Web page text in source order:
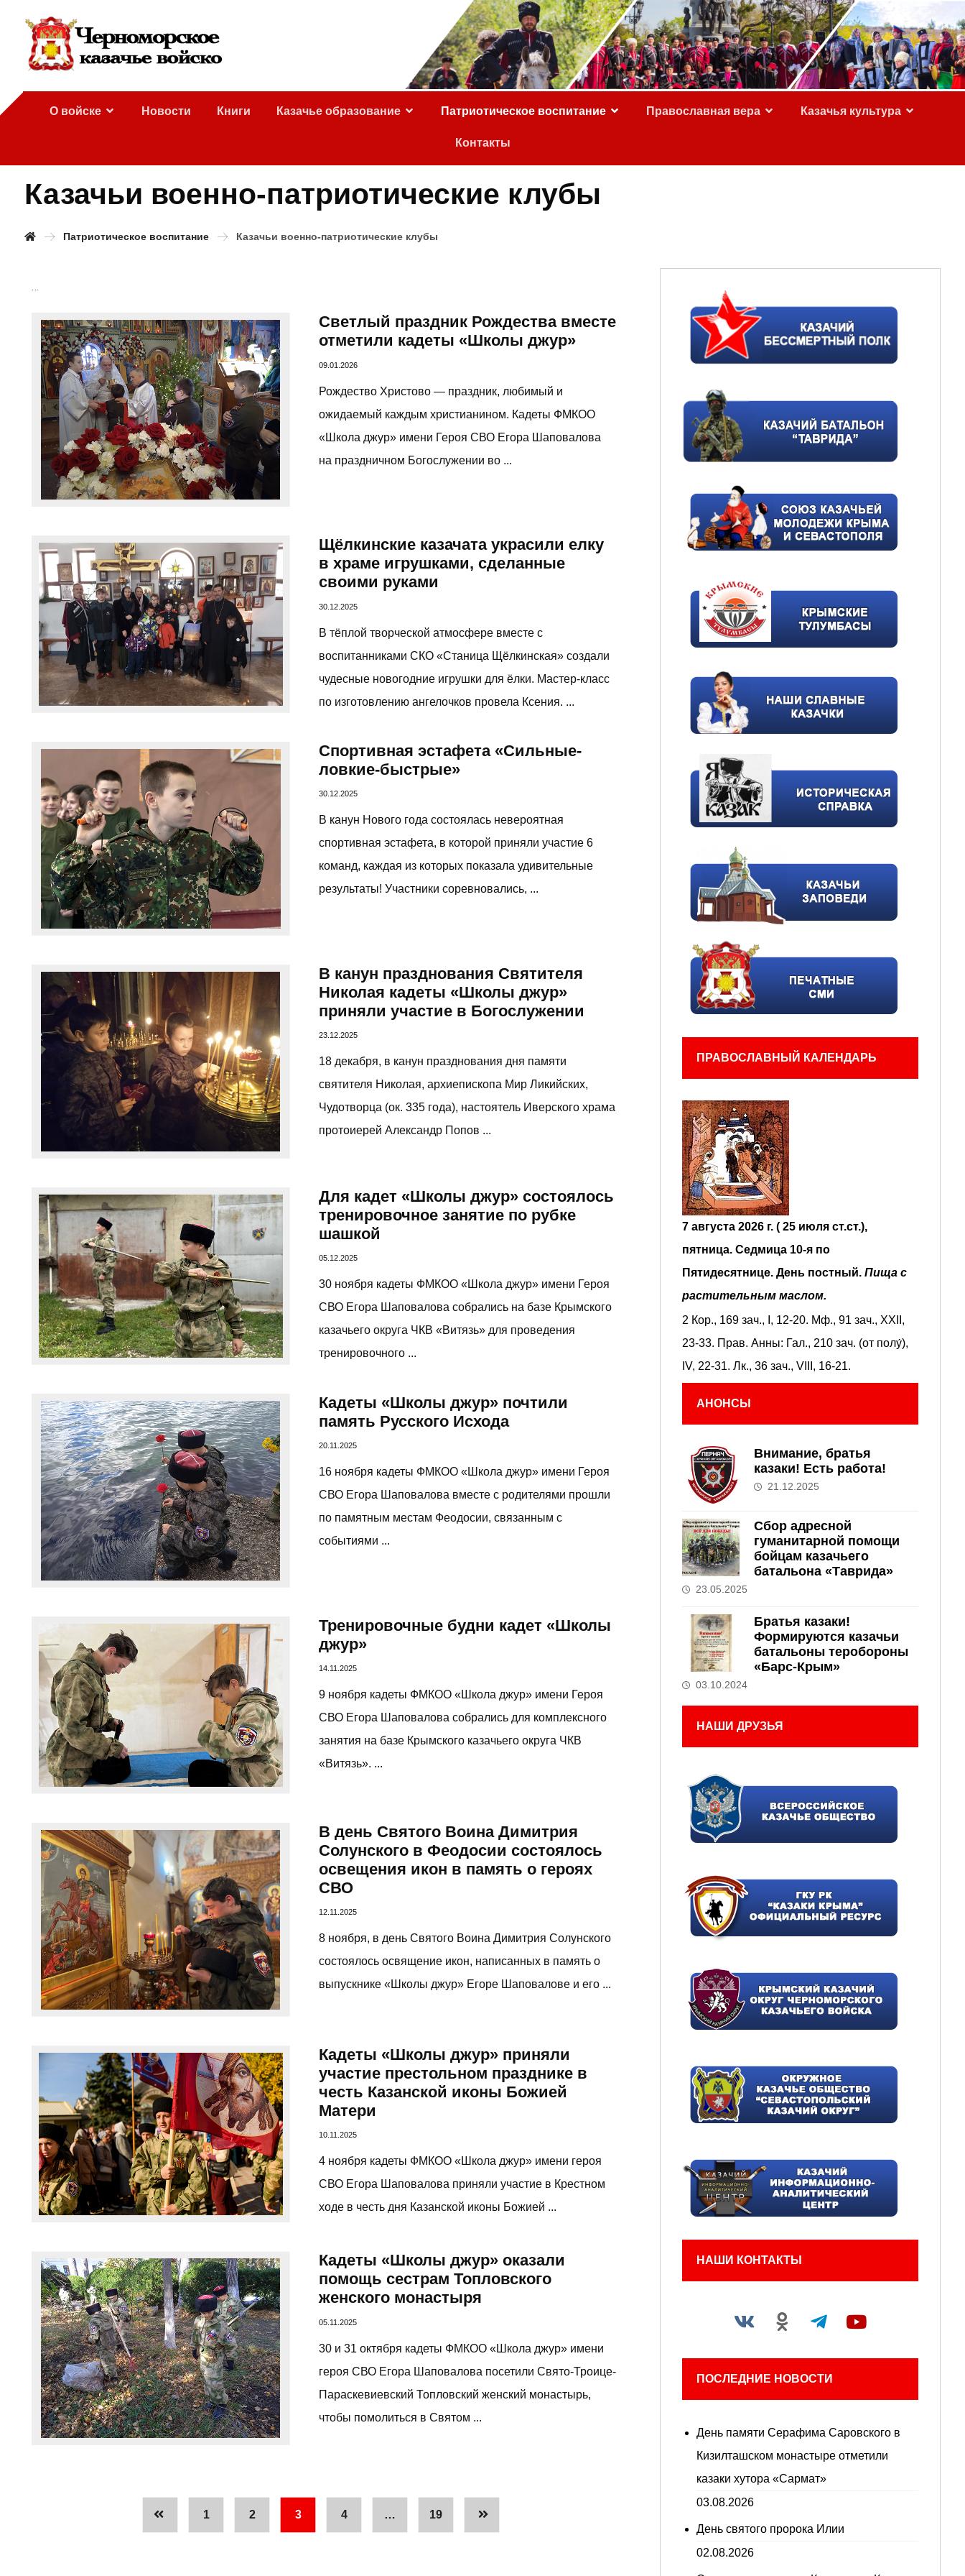
О войске Новости Книги Казачье образование Патриотическое воспитание Православная вера Казачья культура
Контакты
Казачьи военно-патриотические клубы
Патриотическое воспитание Казачьи военно-патриотические клубы
…
Светлый праздник Рождества вместе
отметили кадеты «Школы джур»
09.01.2026
Рождество Христово — праздник, любимый и
ожидаемый каждым христианином. Кадеты ФМКОО
«Школа джур» имени Героя СВО Егора Шаповалова
на праздничном Богослужении во ...
Щёлкинские казачата украсили елку
в храме игрушками, сделанные
своими руками
30.12.2025
В тёплой творческой атмосфере вместе с
воспитанниками СКО «Станица Щёлкинская» создали
чудесные новогодние игрушки для ёлки. Мастер‑класс
по изготовлению ангелочков провела Ксения. ...
Спортивная эстафета «Сильные-
ловкие-быстрые»
30.12.2025
В канун Нового года состоялась невероятная
спортивная эстафета, в которой приняли участие 6
команд, каждая из которых показала удивительные
результаты! Участники соревновались, ...
В канун празднования Святителя
Николая кадеты «Школы джур»
приняли участие в Богослужении
23.12.2025
18 декабря, в канун празднования дня памяти
святителя Николая, архиепископа Мир Ликийских,
Чудотворца (ок. 335 года), настоятель Иверского храма
протоиерей Александр Попов ...
Для кадет «Школы джур» состоялось
тренировочное занятие по рубке
шашкой
05.12.2025
30 ноября кадеты ФМКОО «Школа джур» имени Героя
СВО Егора Шаповалова собрались на базе Крымского
казачьего округа ЧКВ «Витязь» для проведения
тренировочного ...
Кадеты «Школы джур» почтили
память Русского Исхода
20.11.2025
16 ноября кадеты ФМКОО «Школа джур» имени Героя
СВО Егора Шаповалова вместе с родителями прошли
по памятным местам Феодосии, связанным с
событиями ...
Тренировочные будни кадет «Школы
джур»
14.11.2025
9 ноября кадеты ФМКОО «Школа джур» имени Героя
СВО Егора Шаповалова собрались для комплексного
занятия на базе Крымского казачьего округа ЧКВ
«Витязь». ...
В день Святого Воина Димитрия
Солунского в Феодосии состоялось
освещения икон в память о героях
СВО
12.11.2025
8 ноября, в день Святого Воина Димитрия Солунского
состоялось освящение икон, написанных в память о
выпускнике «Школы джур» Егоре Шаповалове и его ...
Кадеты «Школы джур» приняли
участие престольном празднике в
честь Казанской иконы Божией
Матери
10.11.2025
4 ноября кадеты ФМКОО «Школа джур» имени героя
СВО Егора Шаповалова приняли участие в Крестном
ходе в честь дня Казанской иконы Божией ...
Кадеты «Школы джур» оказали
помощь сестрам Топловского
женского монастыря
05.11.2025
30 и 31 октября кадеты ФМКОО «Школа джур» имени
героя СВО Егора Шаповалова посетили Свято-Троице-
Параскевиевский Топловский женский монастырь,
чтобы помолиться в Святом ...
1 2 3 4 … 19
ПРАВОСЛАВНЫЙ КАЛЕНДАРЬ
7 августа 2026 г. ( 25 июля ст.ст.),
пятница. Седмица 10-я по
Пятидесятнице. День постный. Пища с
растительным маслом.
2 Кор., 169 зач., I, 12-20. Мф., 91 зач., XXII,
23-33. Прав. Анны: Гал., 210 зач. (от полу́),
IV, 22-31. Лк., 36 зач., VIII, 16-21.
АНОНСЫ
Внимание, братья
казаки! Есть работа!
21.12.2025
Сбор адресной
гуманитарной помощи
бойцам казачьего
батальона «Таврида»
23.05.2025
Братья казаки!
Формируются казачьи
батальоны теробороны
«Барс-Крым»
03.10.2024
НАШИ ДРУЗЬЯ
НАШИ КОНТАКТЫ
ПОСЛЕДНИЕ НОВОСТИ
День памяти Серафима Саровского в
Кизилташском монастыре отметили
казаки хутора «Сармат»
03.08.2026
День святого пророка Илии
02.08.2026